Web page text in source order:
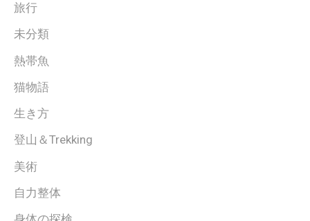
旅行
未分類
熱帯魚
猫物語
生き方
登山＆Trekking
美術
自力整体